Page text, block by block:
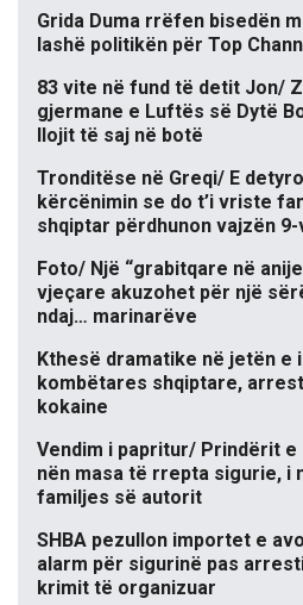
Grida Duma rrëfen bisedën
lashë politikën për Top
83 vite në fund të detit Jon/
gjermane e Luftës së Dytë
llojit të saj në botë
Tronditëse në Greqi/ E
kërcënimin se do t’i vriste
shqiptar përdhunon vajzën
Foto/ Një “grabitqare në
vjeçare akuzohet për një
ndaj… marinarëve
Kthesë dramatike në jetën e
kombëtares shqiptare,
kokaine
Vendim i papritur/ Prindërit
nën masa të rrepta sigurie, i
familjes së autorit
SHBA pezullon importet e
alarm për sigurinë pas
krimit të organizuar